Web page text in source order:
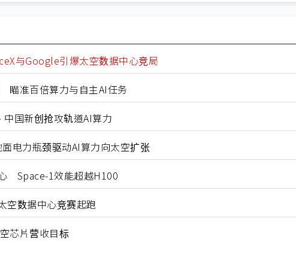
与Google引爆太空数据中心竞局
瞄准百倍算力与自主AI任务
国新创抢攻轨道AI算力
电力瓶颈驱动AI算力向太空扩张
Space-1效能超越H100
数据中心竞赛起跑
芯片营收目标